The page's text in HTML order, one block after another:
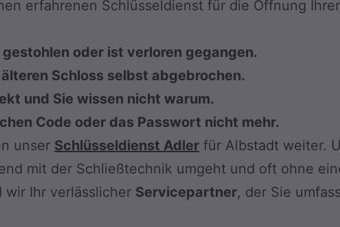
erfahrenen Schlüsseldienst für die Öffnung Ihrer
oder ist verloren gegangen.
Schloss selbst abgebrochen.
und Sie wissen nicht warum.
Code oder das Passwort nicht mehr.
unser Schlüsseldienst Adler für Albstadt weiter.
mit der Schließtechnik umgeht und oft ohne
wir Ihr verlässlicher Servicepartner, der Sie